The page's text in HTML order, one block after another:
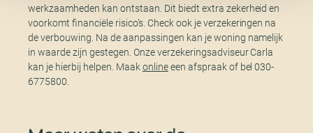
werkzaamheden kan ontstaan. Dit biedt extra zekerheid en
voorkomt financiële risico’s. Check ook je verzekeringen na
de verbouwing. Na de aanpassingen kan je woning namelijk
in waarde zijn gestegen. Onze verzekeringsadviseur Carla
kan je hierbij helpen. Maakonlineeen afspraak of bel 030-
6775800.